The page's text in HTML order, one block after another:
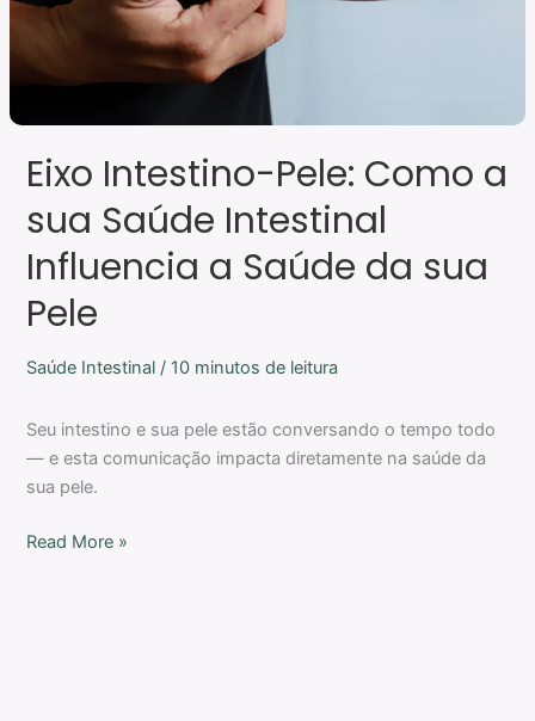
Eixo Intestino-Pele: Como a
sua Saúde Intestinal
Influencia a Saúde da sua
Pele
Saúde Intestinal / 10 minutos de leitura
Seu intestino e sua pele estão conversando o tempo todo
— e esta comunicação impacta diretamente na saúde da
sua pele.
Influencia
Saúde
Pele
Read More »